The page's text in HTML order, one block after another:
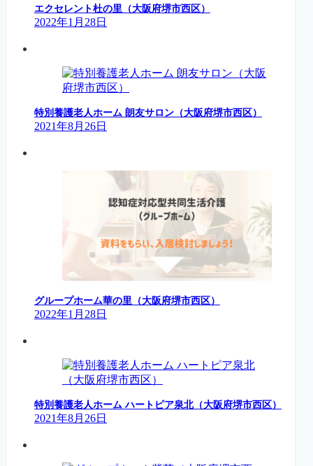
エクセレント杜の里（大阪府堺市西区）
2022年1月28日
特別養護老人ホーム 朗友サロン（大阪府堺市西区）
2021年8月26日
グループホーム華の里（大阪府堺市西区）
2022年1月28日
特別養護老人ホーム ハートピア泉北（大阪府堺市西区）
2021年8月26日